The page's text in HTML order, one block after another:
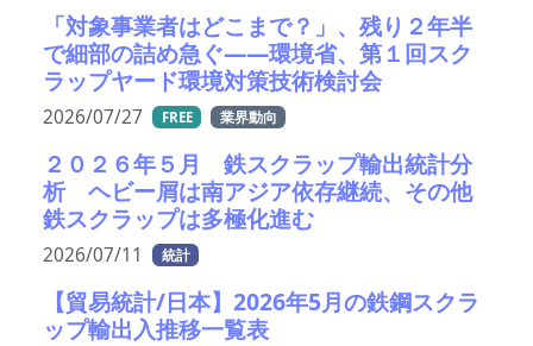
「対象事業者はどこまで？」、残り２年半
で細部の詰め急ぐ――環境省、第１回スク
ラップヤード環境対策技術検討会
2026/07/27 FREE 業界動向
２０２６年５月 鉄スクラップ輸出統計分
析 ヘビー屑は南アジア依存継続、その他
鉄スクラップは多極化進む
2026/07/11 統計
【貿易統計/日本】2026年5月の鉄鋼スクラ
ップ輸出入推移一覧表